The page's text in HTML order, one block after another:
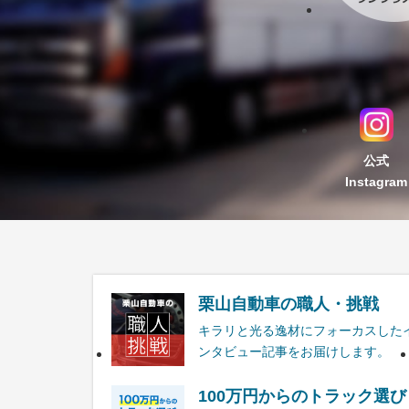
公式
Instagram
栗山自動車の職人・挑戦
キラリと光る逸材にフォーカスした
ンタビュー記事をお届けします。
100万円からのトラック選び